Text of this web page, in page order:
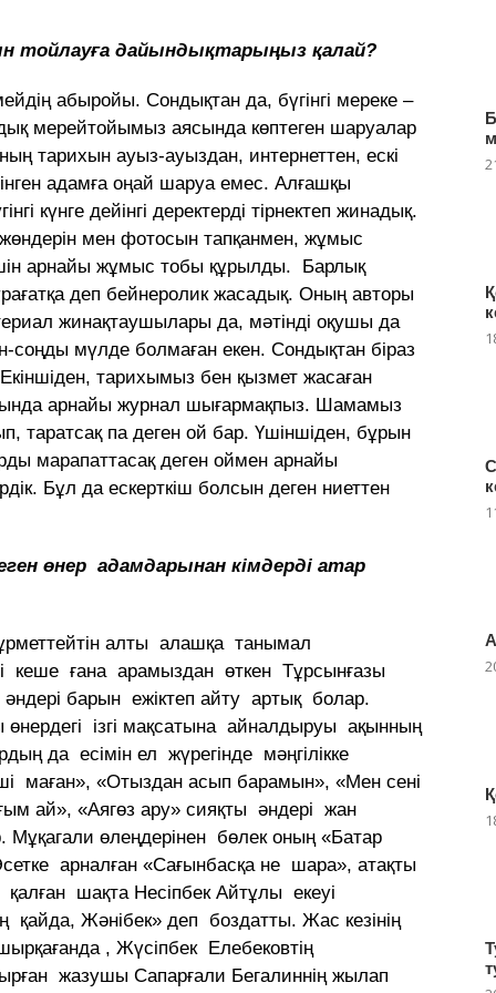
тойлауға дайындықтарыңыз қалай?
абыройы. Сондықтан да, бүгінгі мереке –
мерейтойымыз аясында көптеген шаруалар
тарихын ауыз-ауыздан, интернеттен, ескі
адамға оңай шаруа емес. Алғашқы
күнге дейінгі деректерді тірнектеп жинадық.
мен фотосын тапқанмен, жұмыс
арнайы жұмыс тобы құрылды. Барлық
деп бейнеролик жасадық. Оның авторы
жинақтаушылары да, мәтінді оқушы да
соңды мүлде болмаған екен. Сондықтан біраз
тарихымыз бен қызмет жасаған
арнайы журнал шығармақпыз. Шамамыз
таратсақ па деген ой бар. Үшіншіден, бұрын
марапаттасақ деген оймен арнайы
Бұл да ескерткіш болсын деген ниеттен
өнер адамдарынан кімдерді атар
алты алашқа танымал
кеше ғана арамыздан өткен Тұрсынғазы
әндері барын ежіктеп айту артық болар.
ізгі мақсатына айналдыруы ақынның
да есімін ел жүрегінде мәңгілікке
маған», «Отыздан асып барамын», «Мен сені
ай», «Аягөз ару» сияқты әндері жан
Мұқагали өлеңдерінен бөлек оның «Батар
арналған «Сағынбасқа не шара», атақты
шақта Несіпбек Айтұлы екеуі
қайда, Жәнібек» деп боздатты. Жас кезінің
, Жүсіпбек Елебековтің
жазушы Сапарғали Бегалиннің жылап